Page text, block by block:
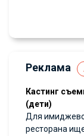
Реклама
Кастинг
(дети)
Для
ресторана